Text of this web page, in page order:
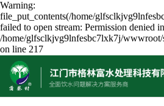
Warning:
file_put_contents(/home/
failed to open stream: Permission denied in
/home/glfsclkjvg9lnfesbc7lxk7j/wwwroot/
on line 217